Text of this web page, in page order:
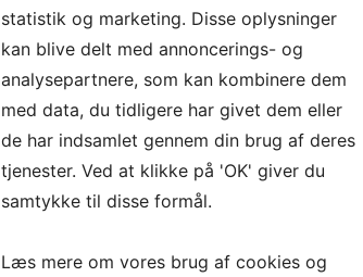
statistik og marketing. Disse oplysninger
kan blive delt med annoncerings- og
analysepartnere, som kan kombinere dem
med data, du tidligere har givet dem eller
de har indsamlet gennem din brug af deres
tjenester. Ved at klikke på 'OK' giver du
samtykke til disse formål.
Læs mere om vores brug af cookies og